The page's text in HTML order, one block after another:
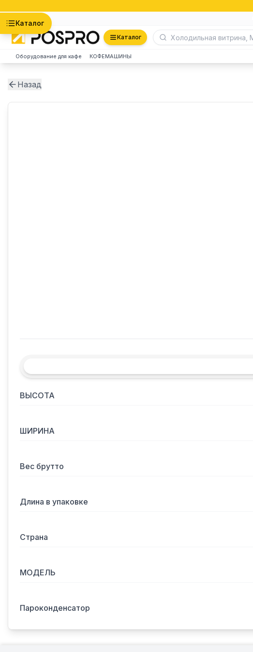
Каталог
Каталог
Оборудование для кафе КОФЕМАШИНЫ
Назад
ВЫСОТА
ШИРИНА
Вес брутто
Длина в упаковке
Страна
МОДЕЛЬ
Пароконденсатор